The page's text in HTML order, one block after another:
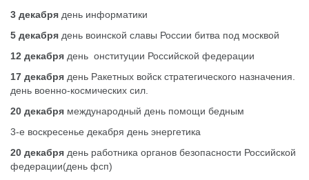
3 декабря день информатики
5 декабря день воинской славы России битва под москвой
12 декабря день онституции Российской федерации
17 декабря день Ракетных войск стратегического назначения.
день военно-космических сил.
20 декабря международный день помощи бедным
3-е воскресенье декабря день энергетика
20 декабря день работника органов безопасности Российской
федерации(день фсп)